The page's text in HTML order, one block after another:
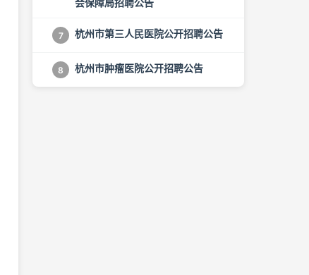
会保障局招聘公告
7 杭州市第三人民医院公开招聘公告
8 杭州市肿瘤医院公开招聘公告